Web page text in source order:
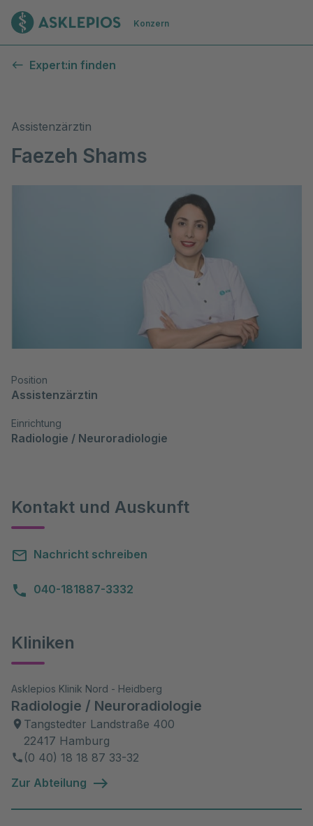
Zur Startseite
Konzern
Expert:in finden
Assistenzärztin
Faezeh Shams
Position
Assistenzärztin
Einrichtung
Radiologie / Neuroradiologie
Kontakt und Auskunft
Nachricht schreiben
040-181887-3332
Kliniken
Asklepios Klinik Nord - Heidberg
Radiologie / Neuroradiologie
Tangstedter Landstraße 400
22417 Hamburg
(0 40) 18 18 87 33-32
Zur Abteilung